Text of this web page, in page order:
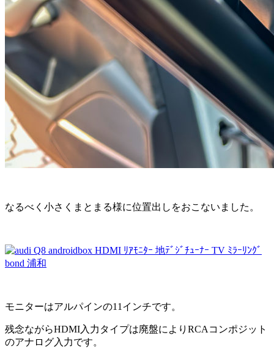
なるべく小さくまとまる様に位置出しをおこないました。
モニターはアルパインの11インチです。
残念ながらHDMI入力タイプは廃盤によりRCAコンポジット
のアナログ入力です。